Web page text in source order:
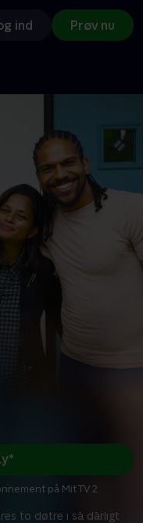
ind Prøv nu
to døtre i så dårligt
på Mit TV 2.